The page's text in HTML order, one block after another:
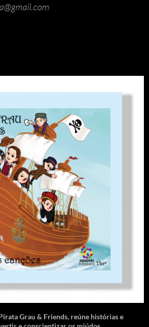
Grau & Friends, reúne histórias e